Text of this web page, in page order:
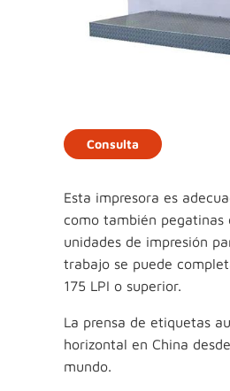
Consulta
Esta impresora es
como también pegatinas
unidades de impresión
trabajo se puede
175 LPI o superior.
La prensa de etiquetas
horizontal en China
mundo.